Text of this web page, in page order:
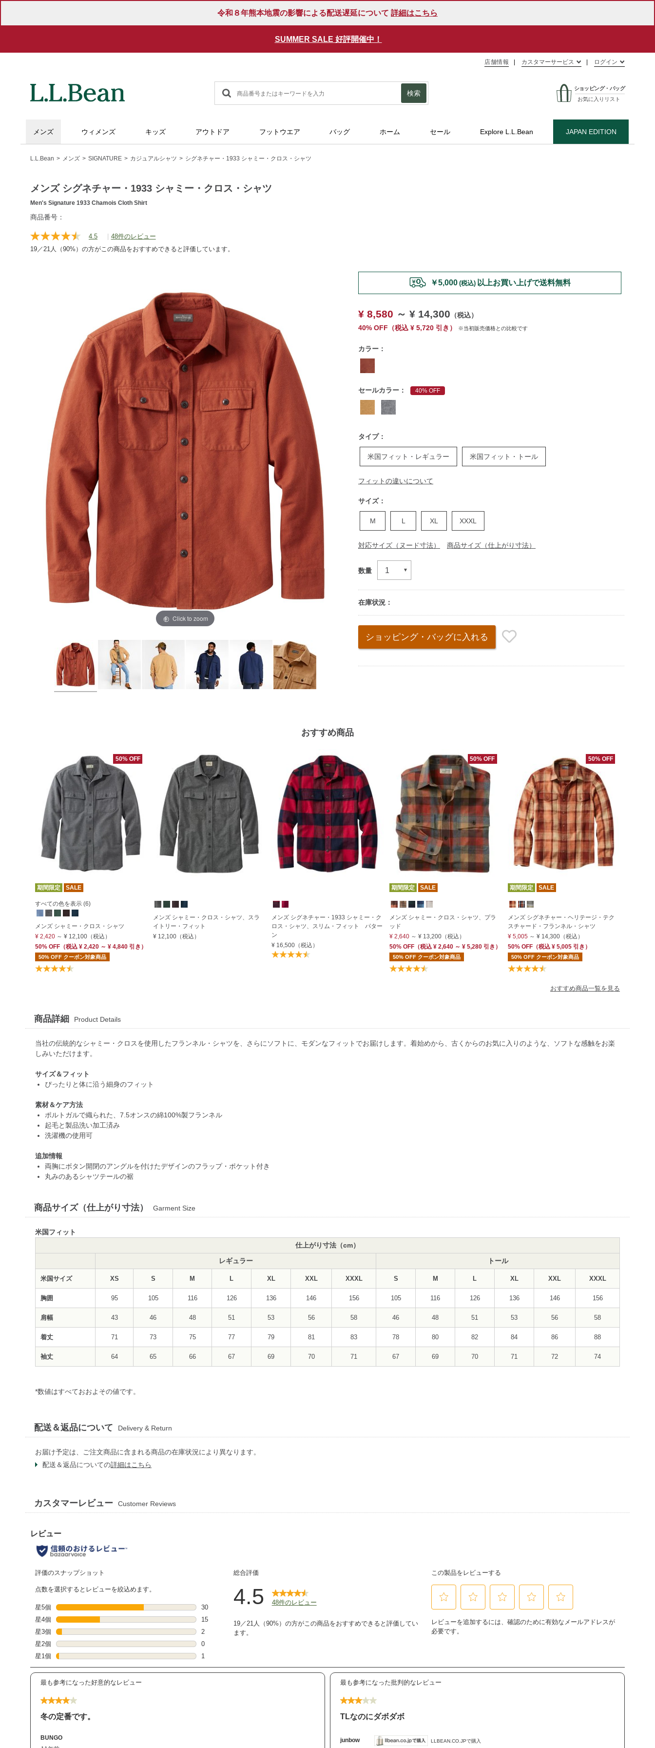
令和８年熊本地震の影響による配送遅延について 詳細はこちら
SUMMER SALE 好評開催中！
店舗情報 カスタマーサービス ログイン
検索
ショッピング・バッグ
お気に入りリスト
メンズ ウィメンズ キッズ アウトドア フットウエア バッグ ホーム セール Explore L.L.Bean JAPAN EDITION
L.L.Bean メンズ SIGNATURE カジュアルシャツ シグネチャー・1933 シャミー・クロス・シャツ
メンズ シグネチャー・1933 シャミー・クロス・シャツ
Men's Signature 1933 Chamois Cloth Shirt
https://www.llbean.co.jp/mens/signature/shirts/g/P65114.html
商品番号：
4.5
レ
ビ
ー
ジ
の
リ
ン
ク。
| 48件のレビュー
19／21人（90%）の方がこの商品をおすすめできると評価しています。
Click to zoom
https://www.llbean.co.jp/mens/signature/shirts/g/P65114.html
￥5,000 (税込) 以上お買い上げで送料無料
¥ 8,580 ～ ¥ 14,300 （税込）
40% OFF （税込 ¥ 5,720 引き） ※当初販売価格との比較です
カラー：
セールカラー： 40% OFF
タイプ：
米国フィット・レギュラー 米国フィット・トール
フィットの違いについて
サイズ：
M L XL XXXL
対応サイズ（ヌード寸法） 商品サイズ（仕上がり寸法）
数量
在庫状況：
cart
options
ショッピング・バッグに入れる
おすすめ商品
50% OFF
期間限定 SALE
すべての色を表示 (6)
メンズ シャミー・クロス・シャツ
¥ 2,420 ～ ¥ 12,100 （税込）
50% OFF （税込 ¥ 2,420 ～ ¥ 4,840 引き）
50% OFF クーポン対象商品
メンズ シャミー・クロス・シャツ、スラ
イトリー・フィット
¥ 12,100 （税込）
メンズ シグネチャー・1933 シャミー・ク
ロス・シャツ、スリム・フィット パター
ン
¥ 16,500（税込）
50% OFF
期間限定 SALE
メンズ シャミー・クロス・シャツ、プラ
ッド
¥ 2,640 ～¥ 13,200 （税込）
50% OFF （税込¥ 2,640 ～ ¥ 5,280 引き）
50% OFF クーポン対象商品
50% OFF
期間限定 SALE
メンズ シグネチャー・ヘリテージ・テク
スチャード・フランネル・シャツ
¥ 5,005～ ¥ 14,300（税込）
50% OFF（税込 ¥ 5,005引き）
50% OFF クーポン対象商品
おすすめ商品一覧を見る
商品詳細 Product Details
当社の伝統的なシャミー・クロスを使用したフランネル・シャツを、さらにソフトに、モダンなフィットでお届けします。着始めから、古くからのお気に入りのような、ソフトな感触をお楽
しみいただけます。
サイズ＆フィット
ぴったりと体に沿う細身のフィット
素材＆ケア方法
ポルトガルで織られた、7.5オンスの綿100%製フランネル
起毛と製品洗い加工済み
洗濯機の使用可
追加情報
両胸にボタン開閉のアングルを付けたデザインのフラップ・ポケット付き
丸みのあるシャツテールの裾
商品サイズ（仕上がり寸法） Garment Size
米国フィット
仕上がり寸法（cm）
レギュラー
トール
米国サイズ XS S M L XL XXL XXXL S M L XL XXL XXXL
胸囲 95 105 116 126 136 146 156 105 116 126 136 146 156
肩幅 43 46 48 51 53 56 58 46 48 51 53 56 58
着丈 71 73 75 77 79 81 83 78 80 82 84 86 88
袖丈 64 65 66 67 69 70 71 67 69 70 71 72 74
*数値はすべておおよその値です。
配送＆返品について Delivery & Return
お届け予定は、ご注文商品に含まれる商品の在庫状況により異なります。
配送＆返品についての詳細はこちら
カスタマーレビュー Customer Reviews